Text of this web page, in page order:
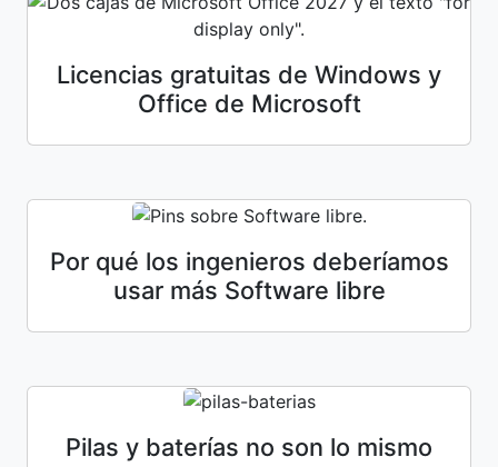
Licencias gratuitas de Windows y
Office de Microsoft
Por qué los ingenieros deberíamos
usar más Software libre
Pilas y baterías no son lo mismo